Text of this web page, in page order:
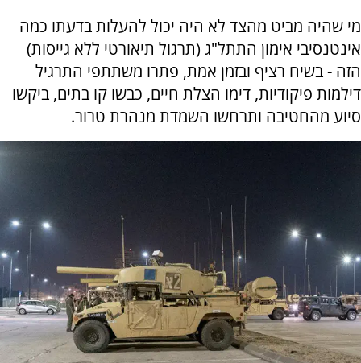
מי שהיה מביט מהצד לא היה יכול להעלות בדעתו כמה
אינטנסיבי אימון התתל"ג (תרגול תיאורטי ללא גייסות)
הזה - בשיח רציף ובזמן אמת, פתרו משתתפי התרגיל
דילמות פיקודיות, דימו הצלת חיים, כבשו קו בתים, ביקשו
סיוע מהחטיבה ותרחשו השמדת מנהרת טרור.